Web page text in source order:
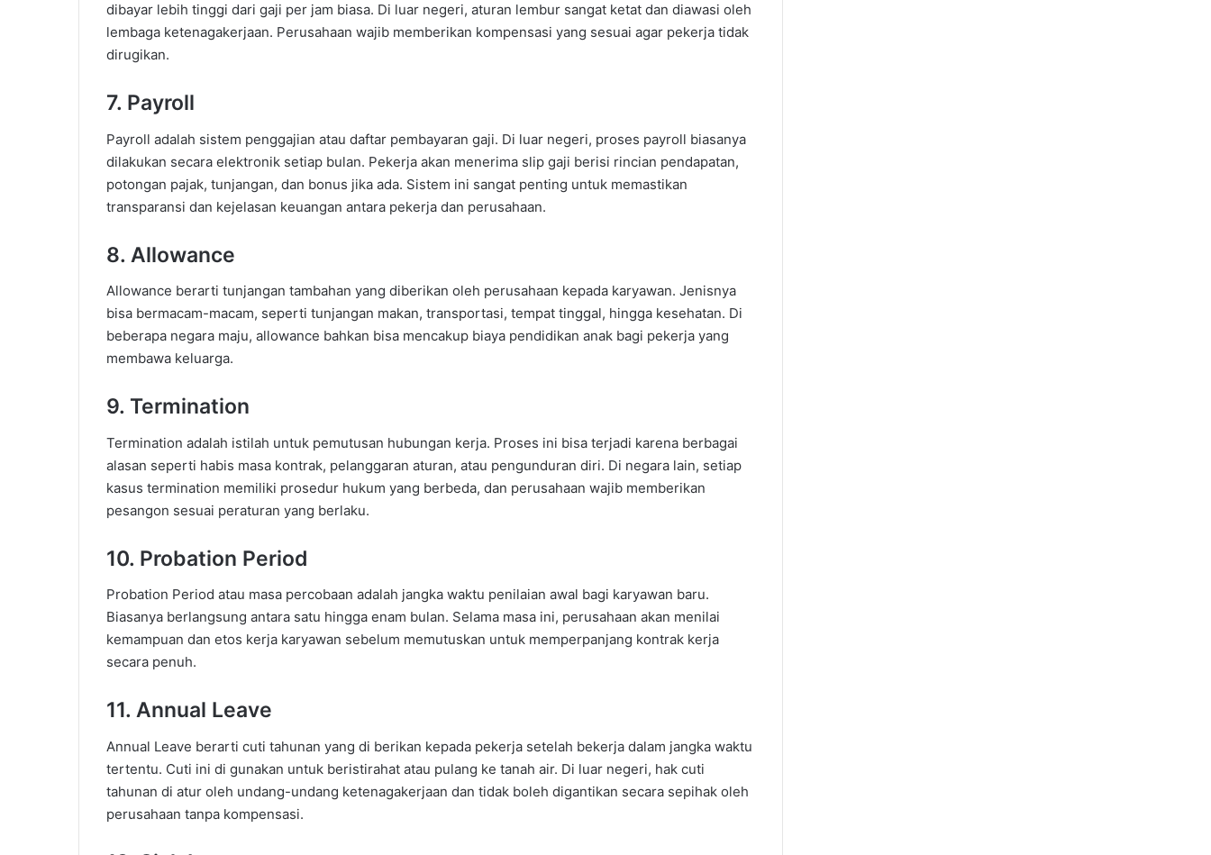
dibayar lebih tinggi dari gaji per jam biasa. Di luar negeri, aturan lembur sangat ketat dan diawasi oleh
lembaga ketenagakerjaan. Perusahaan wajib memberikan kompensasi yang sesuai agar pekerja tidak
dirugikan.
7. Payroll
Payroll adalah sistem penggajian atau daftar pembayaran gaji. Di luar negeri, proses payroll biasanya
dilakukan secara elektronik setiap bulan. Pekerja akan menerima slip gaji berisi rincian pendapatan,
potongan pajak, tunjangan, dan bonus jika ada. Sistem ini sangat penting untuk memastikan
transparansi dan kejelasan keuangan antara pekerja dan perusahaan.
8. Allowance
Allowance berarti tunjangan tambahan yang diberikan oleh perusahaan kepada karyawan. Jenisnya
bisa bermacam-macam, seperti tunjangan makan, transportasi, tempat tinggal, hingga kesehatan. Di
beberapa negara maju, allowance bahkan bisa mencakup biaya pendidikan anak bagi pekerja yang
membawa keluarga.
9. Termination
Termination adalah istilah untuk pemutusan hubungan kerja. Proses ini bisa terjadi karena berbagai
alasan seperti habis masa kontrak, pelanggaran aturan, atau pengunduran diri. Di negara lain, setiap
kasus termination memiliki prosedur hukum yang berbeda, dan perusahaan wajib memberikan
pesangon sesuai peraturan yang berlaku.
10. Probation Period
Probation Period atau masa percobaan adalah jangka waktu penilaian awal bagi karyawan baru.
Biasanya berlangsung antara satu hingga enam bulan. Selama masa ini, perusahaan akan menilai
kemampuan dan etos kerja karyawan sebelum memutuskan untuk memperpanjang kontrak kerja
secara penuh.
11. Annual Leave
Annual Leave berarti cuti tahunan yang di berikan kepada pekerja setelah bekerja dalam jangka waktu
tertentu. Cuti ini di gunakan untuk beristirahat atau pulang ke tanah air. Di luar negeri, hak cuti
tahunan di atur oleh undang-undang ketenagakerjaan dan tidak boleh digantikan secara sepihak oleh
perusahaan tanpa kompensasi.